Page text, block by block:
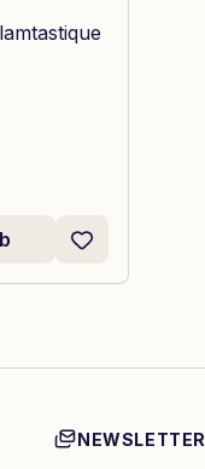
NEWSLETTER